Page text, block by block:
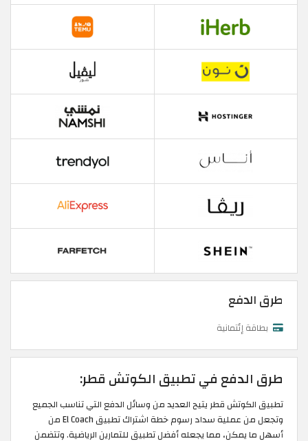
طرق الدفع
بطاقة إئتمانية
طرق الدفع في تطبيق الكوتش قطر:
تطبيق الكوتش قطر يتيح العديد من وسائل الدفع التي تناسب الجميع
وتجعل من عملية سداد رسوم خطة اشتراك تطبيق El Coach من
أسهل ما يمكن، مما يجعله أفضل تطبيق للتمارين الرياضية. وتتضمن